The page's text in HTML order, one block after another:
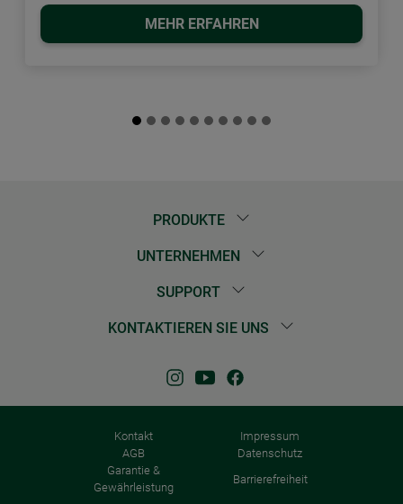
MEHR ERFAHREN
PRODUKTE
UNTERNEHMEN
SUPPORT
KONTAKTIEREN SIE UNS
Kontakt
Impressum
AGB
Datenschutz
Garantie &
Gewährleistung
Barrierefreiheit